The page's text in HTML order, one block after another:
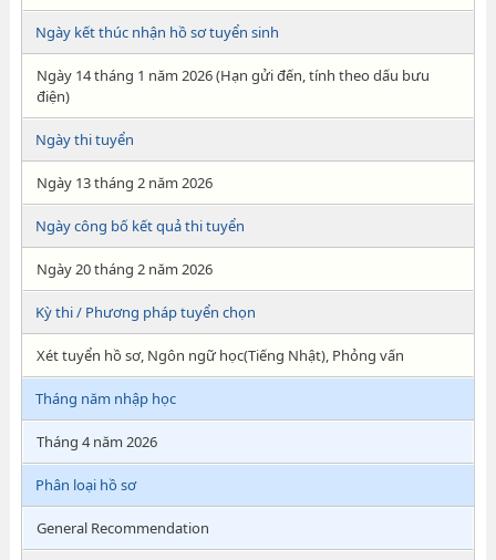
Ngày kết thúc nhận hồ sơ tuyển sinh
Ngày 14 tháng 1 năm 2026 (Hạn gửi đến, tính theo dấu bưu
điện)
Ngày thi tuyển
Ngày 13 tháng 2 năm 2026
Ngày công bố kết quả thi tuyển
Ngày 20 tháng 2 năm 2026
Kỳ thi / Phương pháp tuyển chọn
Xét tuyển hồ sơ, Ngôn ngữ học(Tiếng Nhật), Phỏng vấn
Tháng năm nhập học
Tháng 4 năm 2026
Phân loại hồ sơ
General Recommendation